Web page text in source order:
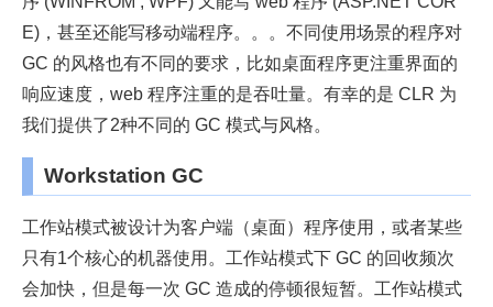
E)，甚至还能写移动端程序。。。不同使用场景的程序对
GC 的风格也有不同的要求，比如桌面程序更注重界面的
响应速度，web 程序注重的是吞吐量。有幸的是 CLR 为
我们提供了2种不同的 GC 模式与风格。
Workstation GC
工作站模式被设计为客户端（桌面）程序使用，或者某些
只有1个核心的机器使用。工作站模式下 GC 的回收频次
会加快，但是每一次 GC 造成的停顿很短暂。工作站模式